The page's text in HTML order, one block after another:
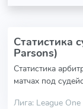
Статистика
Parsons)
Статистика
матчах под
Лига: League One